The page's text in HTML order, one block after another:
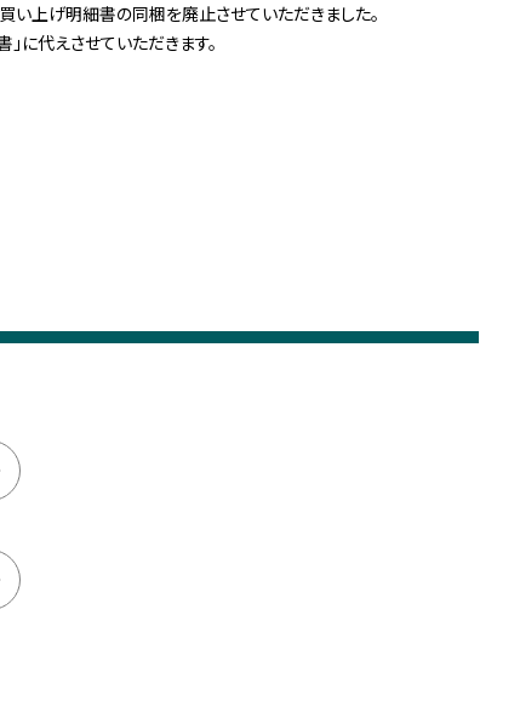
上げ明細書の同梱を廃止させていただきました。
に代えさせていただきます。